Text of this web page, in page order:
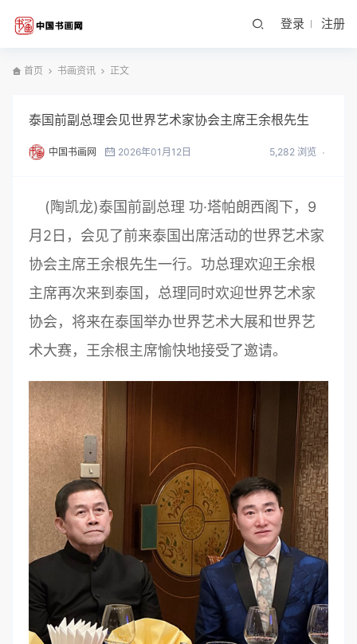
登录 注册
首页 书画资讯 正文
泰国前副总理会见世界艺术家协会主席王余根先生
中国书画网 2026年01月12日 5,282 浏览
(陶凯龙)泰国前副总理 功·塔帕朗西阁下，9
月2日，会见了前来泰国出席活动的世界艺术家
协会主席王余根先生一行。功总理欢迎王余根
主席再次来到泰国，总理同时欢迎世界艺术家
协会，将来在泰国举办世界艺术大展和世界艺
术大赛，王余根主席愉快地接受了邀请。